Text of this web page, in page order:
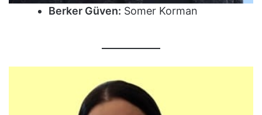
Berker Güven: Somer Korman